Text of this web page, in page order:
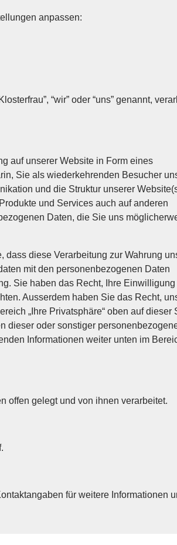
anpassen:
“wir” oder “uns” genannt,
auf unserer Website in Form eines
Sie als wiederkehrenden Besucher
und die Struktur unserer
und Services auch auf anderen
Daten, die Sie uns
diese Verarbeitung zur Wahrung
mit den personenbezogenen Daten
Sie haben das Recht, Ihre Einwilligung
Ausserdem haben Sie das Recht,
„Ihre Privatsphäre“ oben auf dieser
dieser oder sonstiger
Informationen weiter unten im
offen gelegt und von ihnen verarbeitet.
für weitere Informationen